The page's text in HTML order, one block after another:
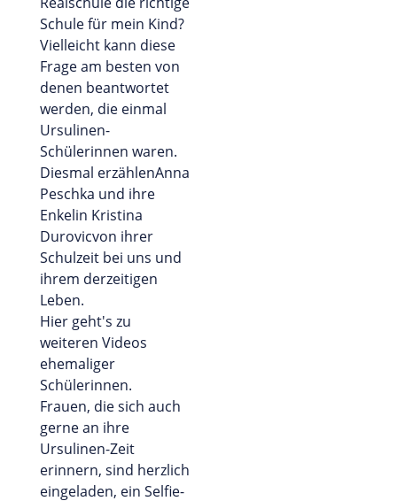
Schule für mein Kind?
Vielleicht kann diese
Frage am besten von
denen beantwortet
werden, die einmal
Ursulinen-
Schülerinnen waren.
Diesmal erzählenAnna
Peschka und ihre
Enkelin Kristina
Durovicvon ihrer
Schulzeit bei uns und
ihrem derzeitigen
Leben.
Hier geht's zu
weiteren Videos
ehemaliger
Schülerinnen.
Frauen, die sich auch
gerne an ihre
Ursulinen-Zeit
erinnern, sind herzlich
eingeladen, ein Selfie-